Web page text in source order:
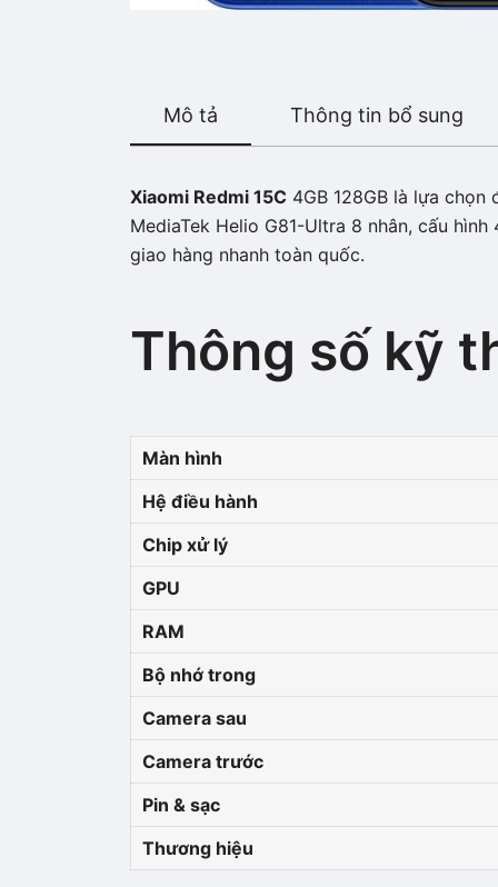
Mô tả Thông tin bổ sung
Xiaomi Redmi 15C 4GB 128GB là lựa
MediaTek Helio G81-Ultra 8 nhân, cấu
giao hàng nhanh toàn quốc.
Thông số kỹ
Màn hình
Hệ điều hành
Chip xử lý
GPU
RAM
Bộ nhớ trong
Camera sau
Camera trước
Pin & sạc
Thương hiệu